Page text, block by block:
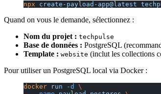
npx create-payload-app@latest
Quand on vous le demande, sélectionnez :
Nom du projet : techpulse
Base de données : PostgreSQL
Template : website (inclut les collections
Pour utiliser un PostgreSQL local via Docker :
docker run -d
\